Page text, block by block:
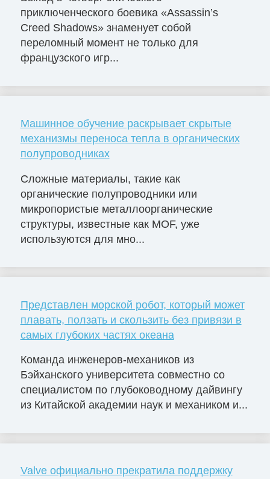
приключенческого боевика «Assassin’s
Creed Shadows» знаменует собой
переломный момент не только для
французского игр...
Машинное обучение раскрывает скрытые
механизмы переноса тепла в органических
полупроводниках
Сложные материалы, такие как
органические полупроводники или
микропористые металлоорганические
структуры, известные как MOF, уже
используются для мно...
Представлен морской робот, который может
плавать, ползать и скользить без привязи в
самых глубоких частях океана
Команда инженеров-механиков из
Бэйханского университета совместно со
специалистом по глубоководному дайвингу
из Китайской академии наук и механиком и...
Valve официально прекратила поддержку